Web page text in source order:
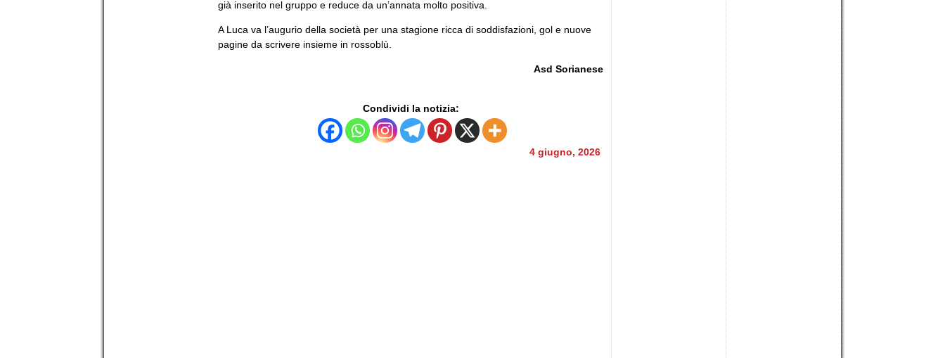
già inserito nel gruppo e reduce da un’annata molto positiva.
A Luca va l’augurio della società per una stagione ricca di soddisfazioni, gol e nuove
pagine da scrivere insieme in rossoblù.
Asd Sorianese
Condividi la notizia:
4 giugno, 2026